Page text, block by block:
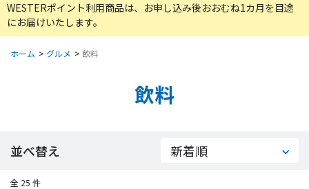
WESTERポイント利用商品は、お申し込み後おおむね1カ月を目途
にお届けいたします。
ホーム > グルメ > 飲料
飲料
並べ替え
全 25 件